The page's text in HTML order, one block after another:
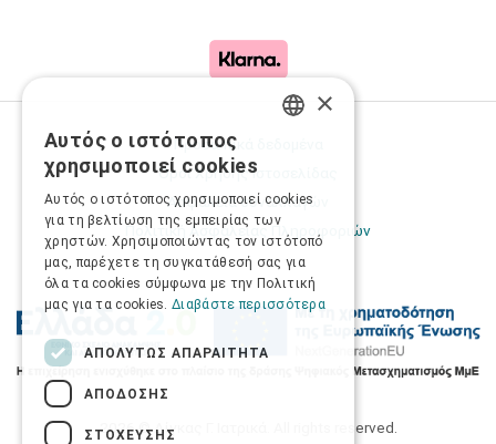
Προσωπικά δεδομένα
Όροι Χρήσης Ιστοσελίδας
Ασφάλεια συναλλαγών
Πολιτική Ασφάλειας Πληροφοριών
2026 © Δίγκας Γ. Ιατρικά. All rights reserved.
×
Αυτός ο ιστότοπος
χρησιμοποιεί cookies
Αυτός ο ιστότοπος χρησιμοποιεί cookies
για τη βελτίωση της εμπειρίας των
χρηστών. Χρησιμοποιώντας τον ιστότοπό
μας, παρέχετε τη συγκατάθεσή σας για
όλα τα cookies σύμφωνα με την Πολιτική
μας για τα cookies. Διαβάστε περισσότερα
ΑΠΟΛΎΤΩΣ ΑΠΑΡΑΊΤΗΤΑ
ΑΠΌΔΟΣΗΣ
ΣΤΌΧΕΥΣΗΣ